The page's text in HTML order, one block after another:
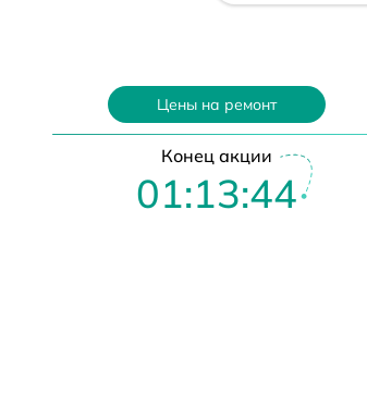
Цены на ремонт
Конец акции
01:13:43